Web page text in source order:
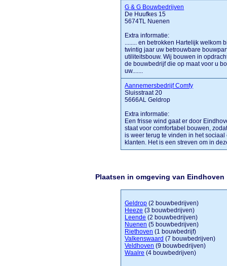
G & G Bouwbedrijven
De Huufkes 15
5674TL Nuenen
Extra informatie:
........ en betrokken Hartelijk welkom
twintig jaar uw betrouwbare
utiliteitsbouw. Wij bouwen in
de bouwbedrijf die op maat voor u
uw.......
Aannemersbedrijf Comfy
Sluisstraat 20
5666AL Geldrop
Extra informatie:
Een frisse wind gaat er door
staat voor comfortabel bouwen,
is weer terug te vinden in het
klanten. Het is een streven om in
Plaatsen in omgeving van Eindhoven
Geldrop (2 bouwbedrijven)
Heeze (3 bouwbedrijven)
Leende (2 bouwbedrijven)
Nuenen (5 bouwbedrijven)
Riethoven (1 bouwbedrijf)
Valkenswaard (7 bouwbedrijven)
Veldhoven (9 bouwbedrijven)
Waalre (4 bouwbedrijven)